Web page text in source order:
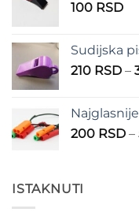
100 RSD
Sudijska
210 RSD –
200 RSD –
ISTAKNUTI